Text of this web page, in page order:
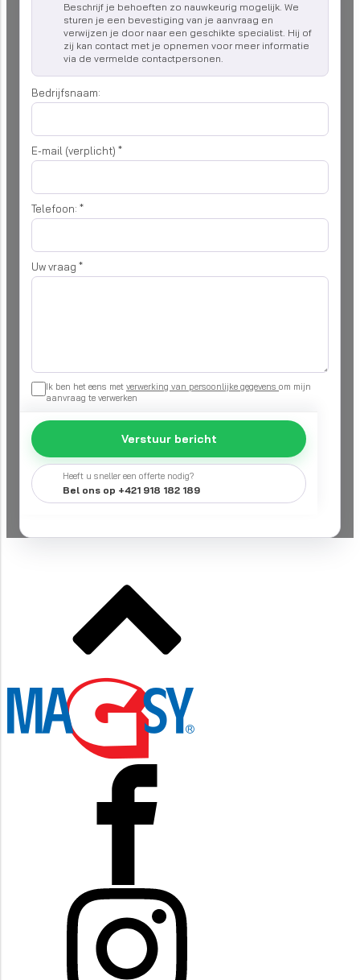
Beschrijf je behoeften zo nauwkeurig mogelijk. We
sturen je een bevestiging van je aanvraag en
verwijzen je door naar een geschikte specialist. Hij of
zij kan contact met je opnemen voor meer informatie
via de vermelde contactpersonen.
Bedrijfsnaam:
E-mail (verplicht) *
Telefoon: *
Uw vraag *
Ik ben het eens met verwerking van persoonlijke gegevens om mijn
aanvraag te verwerken
Verstuur bericht
Heeft u sneller een offerte nodig?
Bel ons op +421 918 182 189